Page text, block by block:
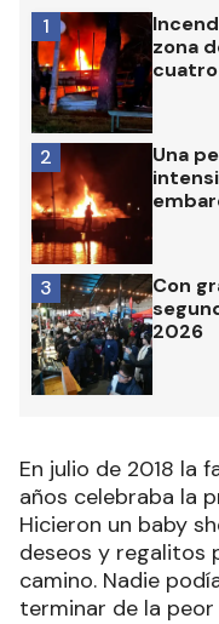
zona
1
Una
2
Con
2026
3
En julio de 2018 la
años celebraba la
Hicieron un baby
deseos y regalitos
camino. Nadie
terminar de la peor